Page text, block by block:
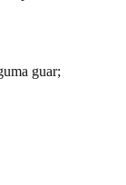
guar;